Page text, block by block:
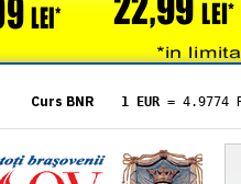
Curs BNR 1 EUR = 4.9774
= 5.8304
1 XAU= 464.4611
1 AED= 1.1933